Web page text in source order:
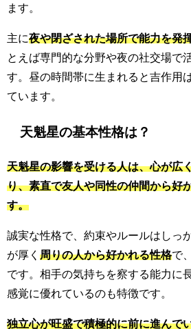
ます。
主に夜や閉ざされた場所で能力を発
とえば専門的な分野や夜の社交場で
す。昼の時間帯に生まれると吉作用
ています。
天魁星の基本性格は？
天魁星の影響を受ける人は、心が広
り、素直で友人や同性の仲間から好
す。
誠実な性格で、約束やルールはしっ
が厚く 周りの人から好かれる性格で
です。相手の気持ちを察する能力に
感覚に優れているのも特徴です。
独立心が旺盛で積極的に前に進んで